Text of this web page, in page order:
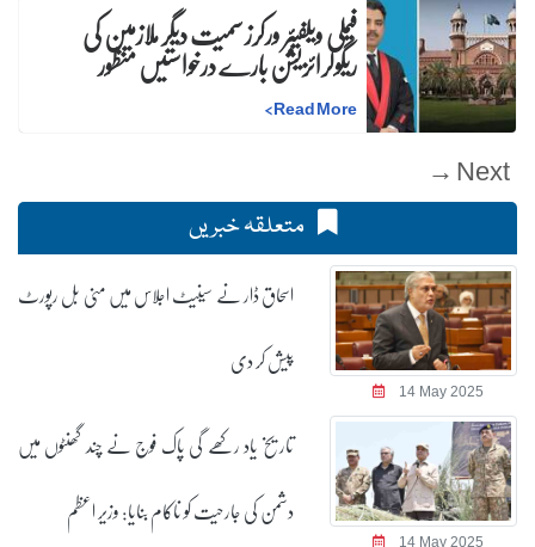
فیملی ویلفیئر ورکرز سمیت دیگر ملازمین کی
ریگولرائزیشن بارے درخواستیں منظور
Read More
>
Next →
متعلقہ خبریں
14 May 2025
اسحاق ڈار نے سینیٹ اجلاس میں منی بل رپورٹ
پیش کر دی
14 May 2025
تاریخ یاد رکھے گی پاک فوج نے چند گھنٹوں میں
دشمن کی جارحیت کو ناکام بنایا: وزیر اعظم